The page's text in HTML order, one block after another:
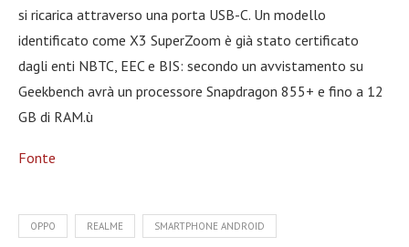
si ricarica attraverso una porta USB-C. Un modello
identificato come X3 SuperZoom è già stato certificato
dagli enti NBTC, EEC e BIS: secondo un avvistamento su
Geekbench avrà un processore Snapdragon 855+ e fino a 12
GB di RAM.ù
Fonte
OPPO REALME SMARTPHONE ANDROID